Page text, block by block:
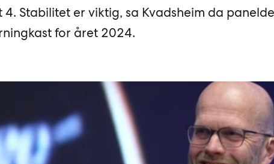
4. Stabilitet er viktig, sa Kvadsheim da
for året 2024.